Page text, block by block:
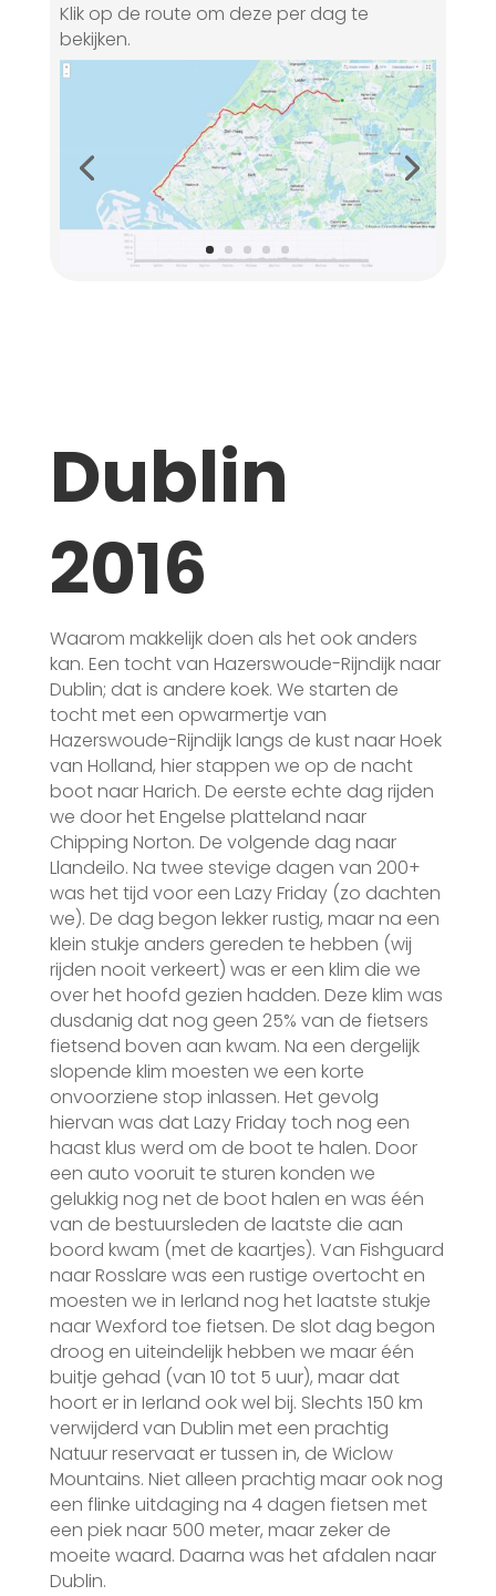
Klik op de route om deze per dag te
bekijken.
Dublin
2016
Waarom makkelijk doen als het ook anders
kan. Een tocht van Hazerswoude-Rijndijk naar
Dublin; dat is andere koek. We starten de
tocht met een opwarmertje van
Hazerswoude-Rijndijk langs de kust naar Hoek
van Holland, hier stappen we op de nacht
boot naar Harich. De eerste echte dag rijden
we door het Engelse platteland naar
Chipping Norton. De volgende dag naar
Llandeilo. Na twee stevige dagen van 200+
was het tijd voor een Lazy Friday (zo dachten
we). De dag begon lekker rustig, maar na een
klein stukje anders gereden te hebben (wij
rijden nooit verkeert) was er een klim die we
over het hoofd gezien hadden. Deze klim was
dusdanig dat nog geen 25% van de fietsers
fietsend boven aan kwam. Na een dergelijk
slopende klim moesten we een korte
onvoorziene stop inlassen. Het gevolg
hiervan was dat Lazy Friday toch nog een
haast klus werd om de boot te halen. Door
een auto vooruit te sturen konden we
gelukkig nog net de boot halen en was één
van de bestuursleden de laatste die aan
boord kwam (met de kaartjes). Van Fishguard
naar Rosslare was een rustige overtocht en
moesten we in Ierland nog het laatste stukje
naar Wexford toe fietsen. De slot dag begon
droog en uiteindelijk hebben we maar één
buitje gehad (van 10 tot 5 uur), maar dat
hoort er in Ierland ook wel bij. Slechts 150 km
verwijderd van Dublin met een prachtig
Natuur reservaat er tussen in, de Wiclow
Mountains. Niet alleen prachtig maar ook nog
een flinke uitdaging na 4 dagen fietsen met
een piek naar 500 meter, maar zeker de
moeite waard. Daarna was het afdalen naar
Dublin.